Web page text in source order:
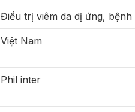
Điều trị viêm da dị ứng, bệnh
Việt Nam
Phil inter